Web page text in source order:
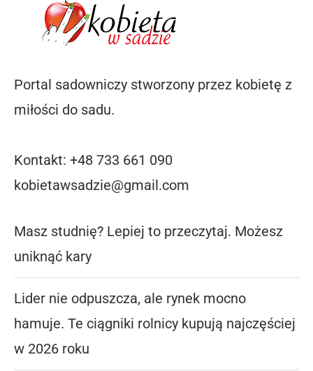
Portal sadowniczy stworzony przez kobietę z
miłości do sadu.
Kontakt: +48 733 661 090
kobietawsadzie@gmail.com
Masz studnię? Lepiej to przeczytaj. Możesz
uniknąć kary
Lider nie odpuszcza, ale rynek mocno
hamuje. Te ciągniki rolnicy kupują najczęściej
w 2026 roku